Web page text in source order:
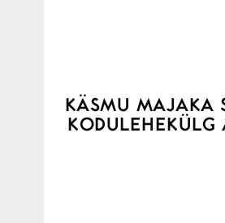
KÄSMU MAJAKA
KODULEHEKÜLG